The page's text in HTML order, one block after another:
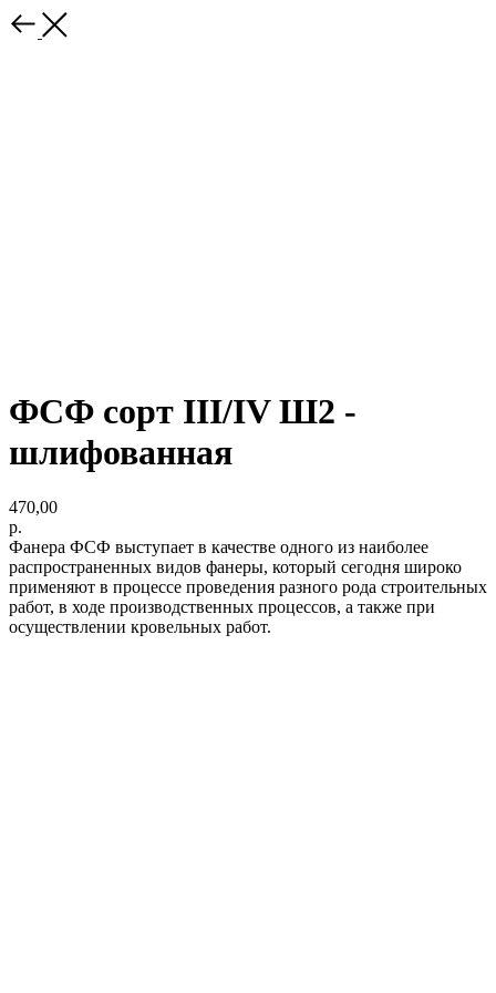
ФСФ сорт III/IV Ш2 -
шлифованная
470,00
р.
Фанера ФСФ выступает в качестве одного из наиболее
распространенных видов фанеры, который сегодня широко
применяют в процессе проведения разного рода строительных
работ, в ходе производственных процессов, а также при
осуществлении кровельных работ.